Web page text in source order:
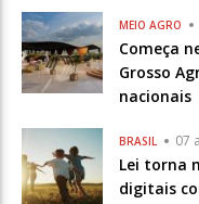
MEIO AGRO
Começa
Grosso
nacionais
BRASIL 07
Lei torna
digitais